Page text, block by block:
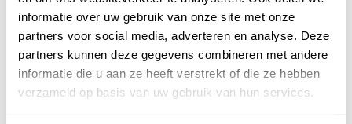
informatie over uw gebruik van onze site met onze
partners voor social media, adverteren en analyse. Deze
partners kunnen deze gegevens combineren met andere
informatie die u aan ze heeft verstrekt of die ze hebben
verzameld op basis van uw gebruik van hun services.
M4000
Op voorraad
18,95
RX810 1x11 speed -
zwart
Op voorraad
69,95